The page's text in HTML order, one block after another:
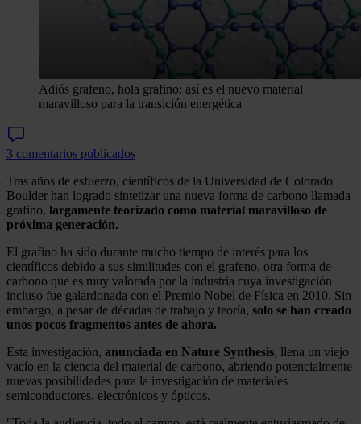
Adiós grafeno, hola grafino: así es el nuevo material
maravilloso para la transición energética
3 comentarios publicados
Tras años de esfuerzo, científicos de la Universidad de Colorado
Boulder han logrado sintetizar una nueva forma de carbono llamada
grafino, largamente teorizado como material maravilloso de
próxima generación.
El grafino ha sido durante mucho tiempo de interés para los
científicos debido a sus similitudes con el grafeno, otra forma de
carbono que es muy valorada por la industria cuya investigación
incluso fue galardonada con el Premio Nobel de Física en 2010. Sin
embargo, a pesar de décadas de trabajo y teoría, solo se han creado
unos pocos fragmentos antes de ahora.
Esta investigación, anunciada en Nature Synthesis, llena un viejo
vacío en la ciencia del material de carbono, abriendo potencialmente
nuevas posibilidades para la investigación de materiales
semiconductores, electrónicos y ópticos.